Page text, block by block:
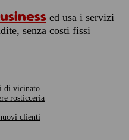
ed usa i servizi
senza costi fissi
di vicinato
rosticceria
clienti